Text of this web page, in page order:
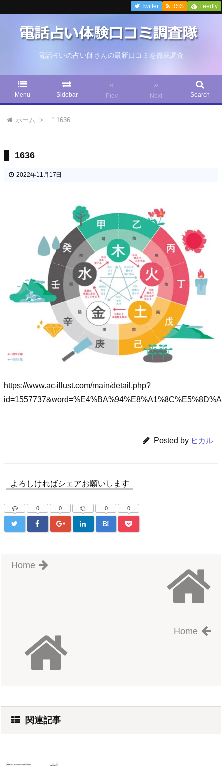
電話占いの占い師さんの最新口コミを徹底調査
Menu Sidebar
«
Prev
»
Next Search
Twitter RSS Feedly
ホーム > 1636
1636
2022年11月17日
https://www.ac-illust.com/main/detail.php?
Posted by ヒカル
よろしければシェアお願いします
0 0
B!
0 0
Home
Home
関連記事